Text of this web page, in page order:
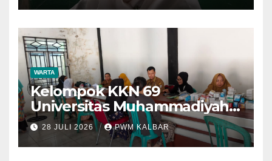
WARTA
Kelompok KKN 69
Universitas Muhammadiyah
Pontianak Dibagi Dua Tim,
Cat Bangunan dan Dampingi
Pelayanan Posyandu Lansia
28 JULI 2026 PWM KALBAR